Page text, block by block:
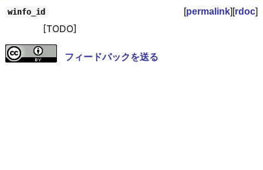
winfo_id [permalink][rdoc]
[TODO]
フィードバックを送る